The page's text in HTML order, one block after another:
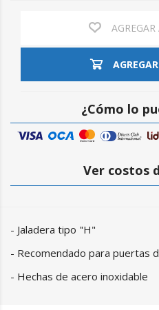
¿Cómo lo
Ver costos
- Jaladera tipo "H"
- Recomendado para puertas
- Hechas de acero inoxidable